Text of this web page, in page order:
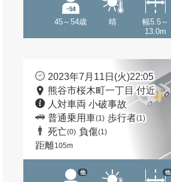
45～54歳 晴
幅5.5～
13.0m
2023年7月11日(火)22:05
熊谷市桜木町一丁目 付近
人対車両 小破事故
普通乗用車(1) 歩行者(1)
死亡(0) 負傷(1)
距離105m
他 他